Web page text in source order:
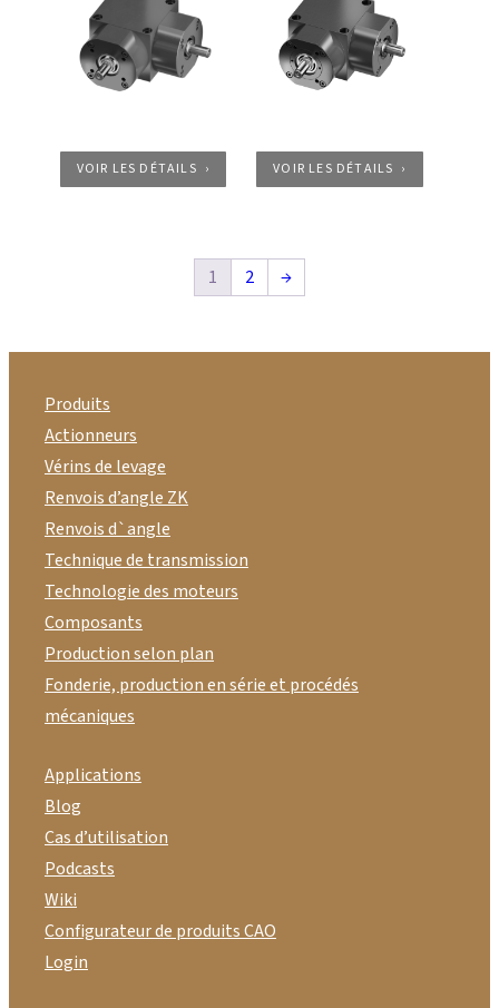
VOIR LES DÉTAILS VOIR LES DÉTAILS
1 2 →
Produits
Actionneurs
Vérins de levage
Renvois d’angle ZK
Renvois d`angle
Technique de transmission
Technologie des moteurs
Composants
Production selon plan
Fonderie, production en série et procédés
mécaniques
Applications
Blog
Cas d’utilisation
Podcasts
Wiki
Configurateur de produits CAO
Login